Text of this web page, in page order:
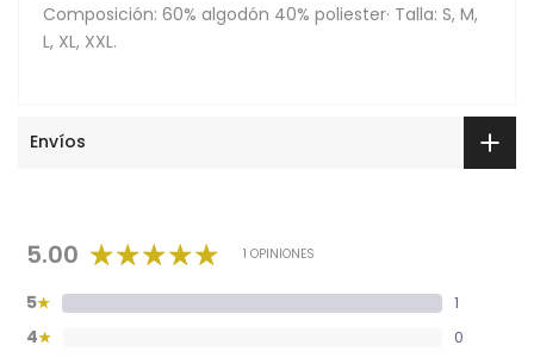
Composición: 60% algodón 40% poliester· Talla: S, M,
L, XL, XXL.
Envíos
5.00 1 OPINIONES
5★ 1
4★ 0